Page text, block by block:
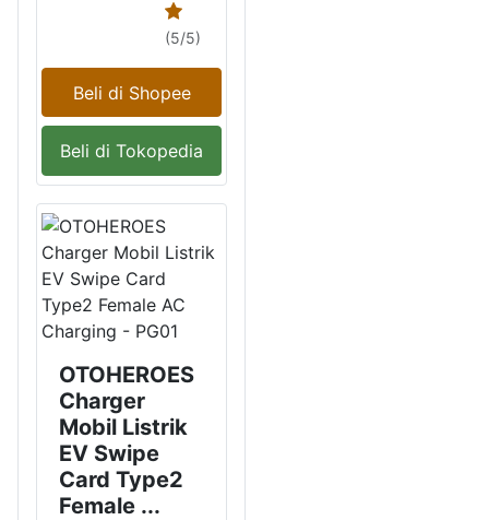
(5/5)
Beli di Shopee
Beli di Tokopedia
OTOHEROES
Charger
Mobil Listrik
EV Swipe
Card Type2
Female ...